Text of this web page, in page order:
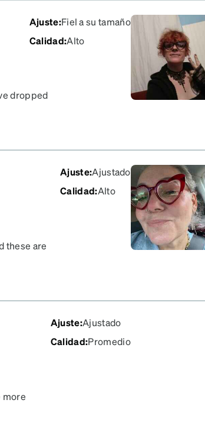
Ajuste:Fiel a su tamaño
Calidad:Alto
dropped
Ajuste:Ajustado
Calidad:Alto
these are
feel
Ajuste:Ajustado
Calidad:Promedio
more